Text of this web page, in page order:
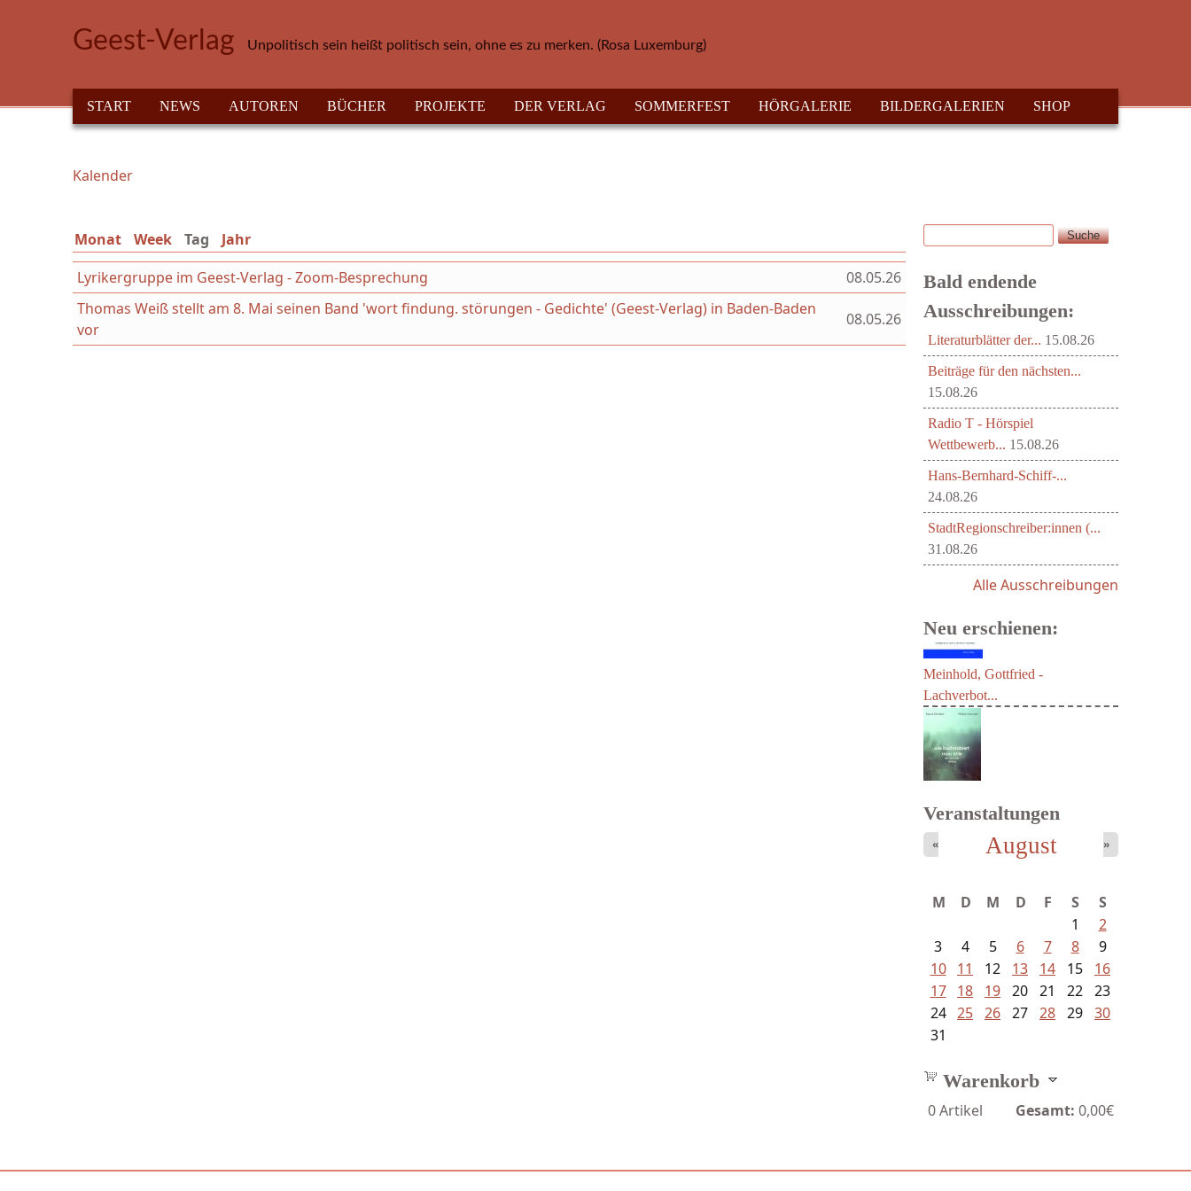
Geest-Verlag Unpolitisch sein heißt politisch sein, ohne es zu merken. (Rosa Luxemburg)
HAUPTMENÜ
START NEWS AUTOREN BÜCHER PROJEKTE DER VERLAG SOMMERFEST HÖRGALERIE BILDERGALERIEN SHOP
Sie sind hier
Kalender
Monat Week Tag (aktiver Reiter)
Jahr
Lyrikergruppe im Geest-Verlag - Zoom-Besprechung
08.05.26
Thomas Weiß stellt am 8. Mai seinen Band 'wort findung. störungen - Gedichte' (Geest-Verlag) in Baden-Baden
vor
08.05.26
Suchformular
Suche
Bald endende
Ausschreibungen:
Literaturblätter der... 15.08.26
Beiträge für den nächsten...
15.08.26
Radio T - Hörspiel
Wettbewerb... 15.08.26
Hans-Bernhard-Schiff-...
24.08.26
StadtRegionschreiber:innen (...
31.08.26
Alle Ausschreibungen
Neu erschienen:
Meinhold, Gottfried -
Lachverbot...
Veranstaltungen
August
« »
M D M D F S
S
1
2
3
4 5 6 7 8
9
10
11 12 13 14 15
16
17
18 19 20 21 22 23
24 25 26 27 28 29 30
31
Warenkorb
0Artikel Gesamt: 0,00€